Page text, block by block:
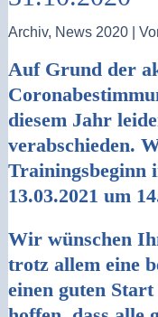
Archiv, News 2020|
Auf Grund der
diesem Jahr
verabschieden.
Trainingsbeginn
13.03.2021 um
Wir wünschen
trotz allem eine
einen guten